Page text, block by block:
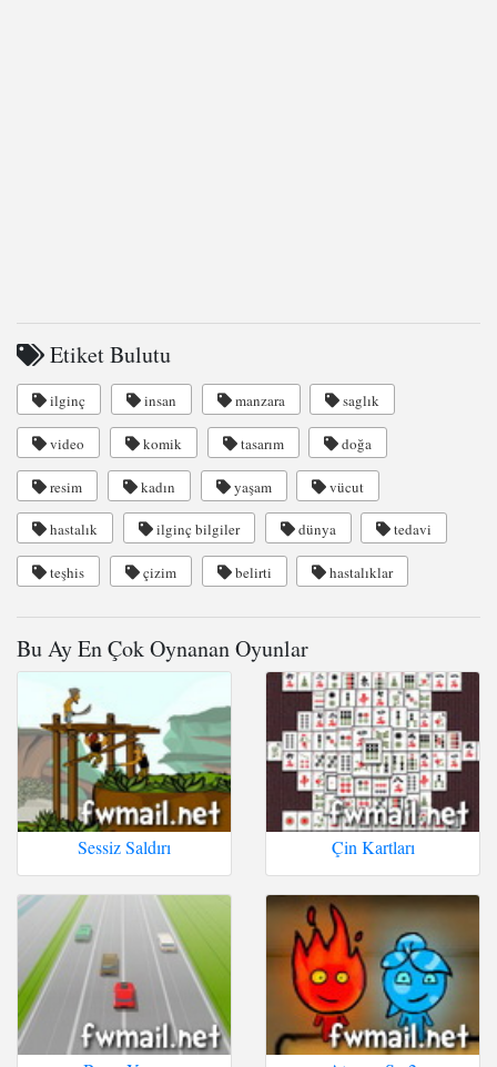
Etiket Bulutu
ilginç insan manzara saglık
video komik tasarım doğa
resim kadın yaşam vücut
hastalık ilginç bilgiler dünya tedavi
teşhis çizim belirti hastalıklar
Bu Ay En Çok Oynanan Oyunlar
Sessiz Saldırı Çin Kartları